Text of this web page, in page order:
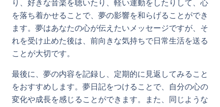
り、好きな音楽を聴いたり、軽い運動をしたりして、心
を落ち着かせることで、夢の影響を和らげることができ
ます。夢はあなたの心が伝えたいメッセージですが、そ
れを受け止めた後は、前向きな気持ちで日常生活を送る
ことが大切です。
最後に、夢の内容を記録し、定期的に見返してみること
をおすすめします。夢日記をつけることで、自分の心の
変化や成長を感じることができます。また、同じような